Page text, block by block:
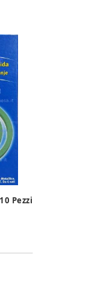
Pezzi